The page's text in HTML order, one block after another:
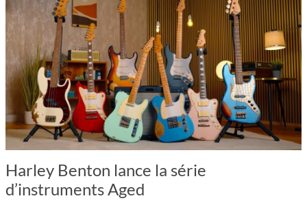
Harley Benton lance la série
d’instruments Aged